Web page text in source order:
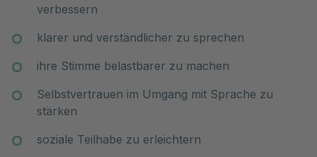
verbessern
klarer und verständlicher zu sprechen
ihre Stimme belastbarer zu machen
Selbstvertrauen im Umgang mit Sprache zu
stärken
soziale Teilhabe zu erleichtern